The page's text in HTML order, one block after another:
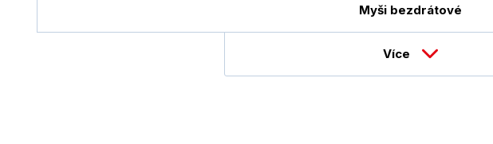
Myši bezdrátové
Více